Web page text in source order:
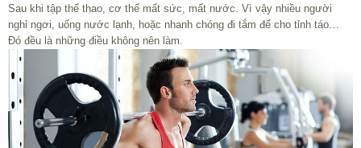
Sau khi tập thể thao, cơ thể mất sức, mất nước. Vì vậy nhiều người
nghỉ ngơi, uống nước lạnh, hoặc nhanh chóng đi tắm để cho tỉnh táo…
Đó đều là những điều không nên làm.